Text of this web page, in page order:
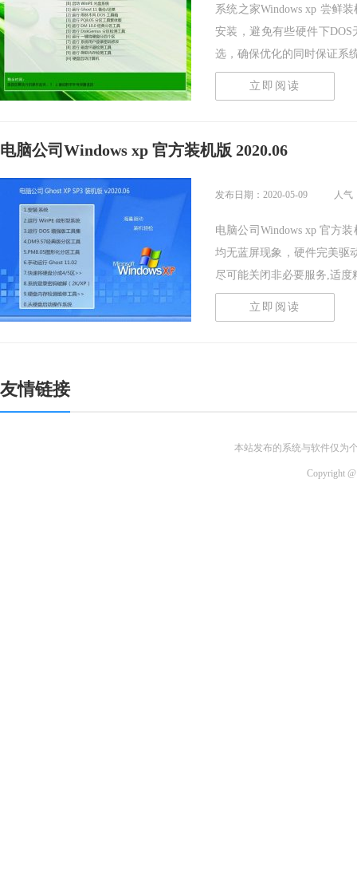
系统之家Windows xp 尝鲜
安装，避免有些硬件下
选，确保优化的同时保证系
立即阅读
电脑公司Windows xp 官方装机版 2020.06
发布日期：2020-05-09 人气
电脑公司Windows xp 官方
均无蓝屏现象，硬件完美驱
尽可能关闭非必要服务,适度
立即阅读
友情链接
本站发布的系统与软件仅为
Copyright